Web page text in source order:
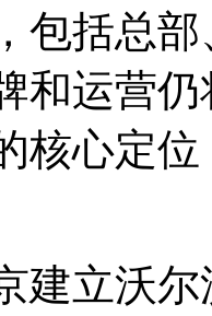
包括总
和运营
核心定
建立沃